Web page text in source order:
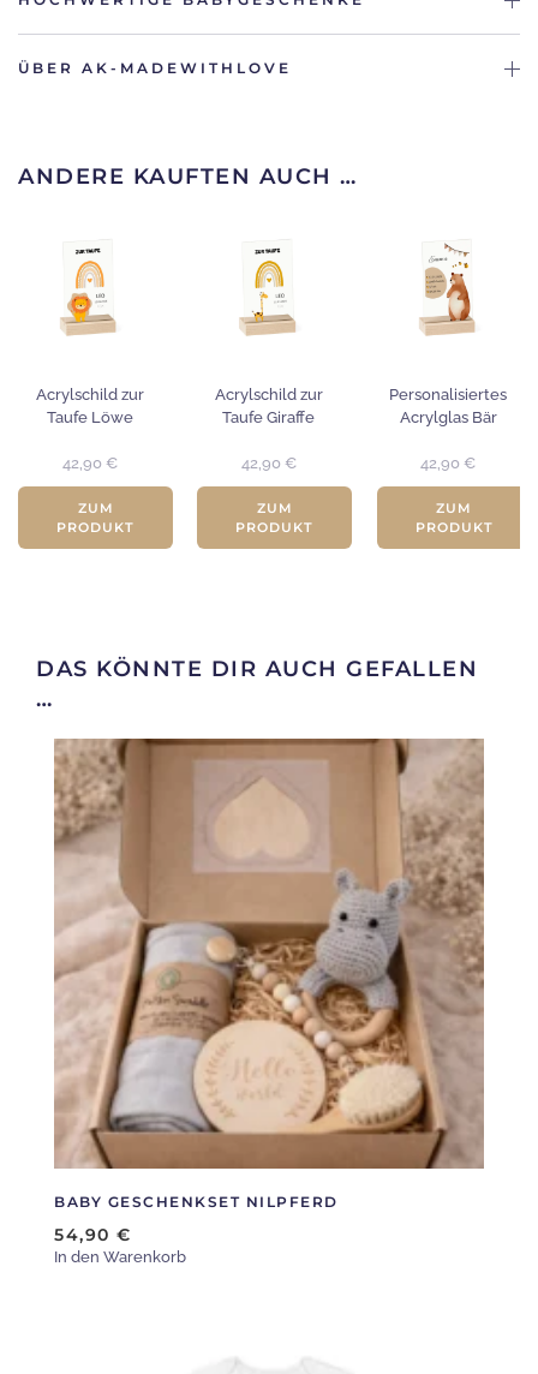
ÜBER AK-MADEWITHLOVE
ANDERE KAUFTEN AUCH …
Acrylschild zur
Taufe Löwe
42,90 €
ZUM
PRODUKT
Acrylschild zur
Taufe Giraffe
42,90 €
ZUM
PRODUKT
Personalisiertes
Acrylglas Bär
42,90€
ZUM
PRODUKT
DAS KÖNNTE DIR AUCH GEFALLEN
…
BABY GESCHENKSET NILPFERD
54,90 €
In den Warenkorb